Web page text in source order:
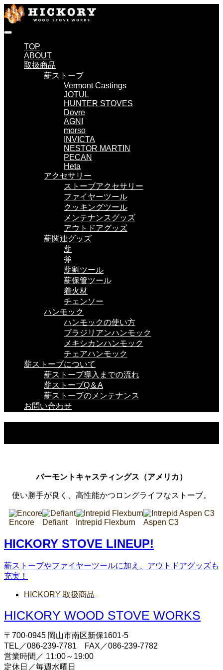
TOP
ABOUT
取扱商品
薪ストーブ
Vermont Castings
JOTUL
HUNTER STOVES
Dovre
AGNI
morso
INVICTA
NESTOR MARTIN
PECAN
Heta
アクセサリー
ストーブアクセサリー
ファイヤーツール
クッキングツール
メンテナンスグッズ
アウトドアグッズ
薪関連グッズ
薪
斧
薪割ツール
薪保管ツール
着火材
チェンソー
ハンモック
ハンモックの使い方
ブラジリアンハンモック
メキシカンハンモック
チェアハンモック
薪ストーブについて
薪ストーブ導入までの流れ
薪ストーブQ＆A
薪ストーブのメンテナンス
お問い合わせ
バーモントキャスティングス（アメリカ）
使い勝手が良く、高性能かつロングライフなストーブ。
Encore Defiant Intrepid Flexburn Aspen C3
HICKORY STOVE LINEUP!
薪ストーブやファイヤーツールに加え、アウトドアグッズも
充実！
HICKORY 取扱商品
HICKORY WOOD STOVE WORKS
〒700-0945 岡山市南区新保1601-5
TEL／086-239-7781 FAX／086-239-7782
営業時間／ 11:00～19:00
定休日／毎週水曜日